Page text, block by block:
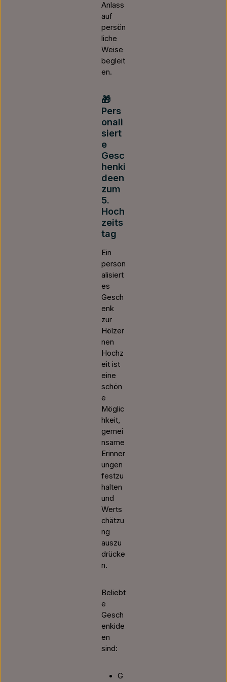
Anlass
auf
persön
liche
Weise
begleit
en.
🎁
Pers
onali
siert
e
Gesc
henki
deen
zum
5.
Hoch
zeits
tag
Ein
person
alisiert
es
Gesch
enk
zur
Hölzer
nen
Hochz
eit ist
eine
schön
e
Möglic
hkeit,
gemei
nsame
Erinner
ungen
festzu
halten
und
Werts
chätzu
ng
auszu
drücke
n.
Beliebt
e
Gesch
enkide
en
sind:
G